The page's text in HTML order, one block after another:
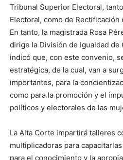
Tribunal Superior Electoral,
Electoral, como de Rectificación
En tanto, la magistrada Rosa
dirige la División de Igualdad de
indicó que, con este convenio,
estratégica, de la cual, van a
importantes, para la
como para la promoción y el
políticos y electorales de las
La Alta Corte impartirá talleres
multiplicadoras para
para el conocimiento y la